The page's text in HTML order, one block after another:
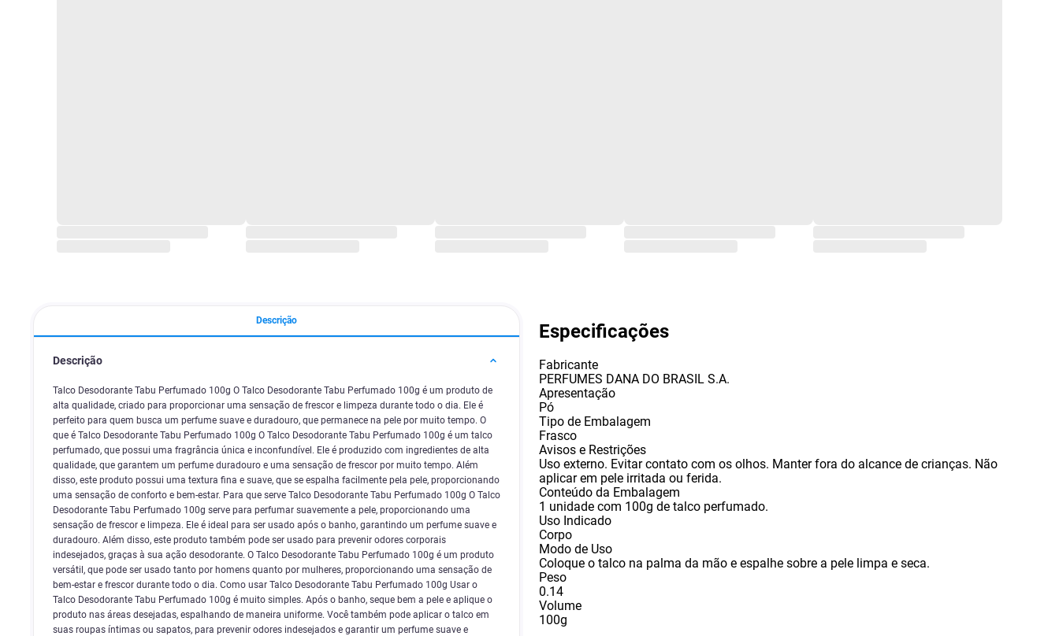
Descrição
Descrição
Talco Desodorante Tabu Perfumado 100g O Talco Desodorante Tabu Perfumado 100g é um produto de
alta qualidade, criado para proporcionar uma sensação de frescor e limpeza durante todo o dia. Ele é
perfeito para quem busca um perfume suave e duradouro, que permanece na pele por muito tempo. O
que é Talco Desodorante Tabu Perfumado 100g O Talco Desodorante Tabu Perfumado 100g é um talco
perfumado, que possui uma fragrância única e inconfundível. Ele é produzido com ingredientes de alta
qualidade, que garantem um perfume duradouro e uma sensação de frescor por muito tempo. Além
disso, este produto possui uma textura fina e suave, que se espalha facilmente pela pele, proporcionando
uma sensação de conforto e bem-estar. Para que serve Talco Desodorante Tabu Perfumado 100g O Talco
Desodorante Tabu Perfumado 100g serve para perfumar suavemente a pele, proporcionando uma
sensação de frescor e limpeza. Ele é ideal para ser usado após o banho, garantindo um perfume suave e
duradouro. Além disso, este produto também pode ser usado para prevenir odores corporais
indesejados, graças à sua ação desodorante. O Talco Desodorante Tabu Perfumado 100g é um produto
versátil, que pode ser usado tanto por homens quanto por mulheres, proporcionando uma sensação de
bem-estar e frescor durante todo o dia. Como usar Talco Desodorante Tabu Perfumado 100g Usar o
Talco Desodorante Tabu Perfumado 100g é muito simples. Após o banho, seque bem a pele e aplique o
produto nas áreas desejadas, espalhando de maneira uniforme. Você também pode aplicar o talco em
suas roupas íntimas ou sapatos, para prevenir odores indesejados e garantir um perfume suave e
Especificações
Fabricante
PERFUMES DANA DO BRASIL S.A.
Apresentação
Pó
Tipo de Embalagem
Frasco
Avisos e Restrições
Uso externo. Evitar contato com os olhos. Manter fora do alcance de crianças. Não
aplicar em pele irritada ou ferida.
Conteúdo da Embalagem
1 unidade com 100g de talco perfumado.
Uso Indicado
Corpo
Modo de Uso
Coloque o talco na palma da mão e espalhe sobre a pele limpa e seca.
Peso
0.14
Volume
100g